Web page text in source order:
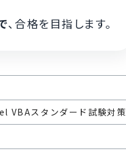
、合格を目指します。
VBAスタンダード試験対策